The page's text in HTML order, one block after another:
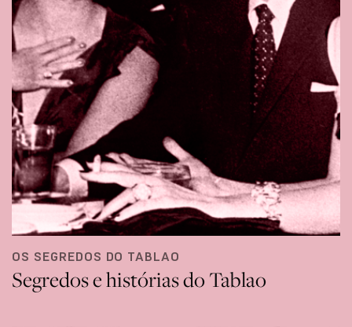
OS SEGREDOS DO TABLAO
Segredos e histórias do Tablao